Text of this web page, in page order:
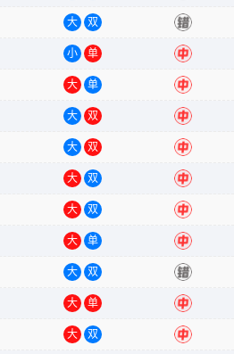
大 双 错
小 单 中
大 单 中
大 双 中
大 双 中
大 双 中
大 双 中
大 单 中
大 双 错
大 单 中
大 双 中